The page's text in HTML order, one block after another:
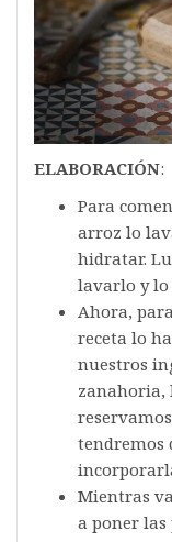
ELABORACIÓN:
Para
arroz lo
hidratar.
lavarlo y lo
Ahora,
receta lo
nuestros
zanahoria,
tendremos
Mientras
a poner las